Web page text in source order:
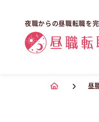
夜職からの昼職転職を完
昼